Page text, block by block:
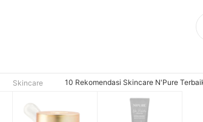
Skincare 10 Rekomendasi Skincare N'Pure